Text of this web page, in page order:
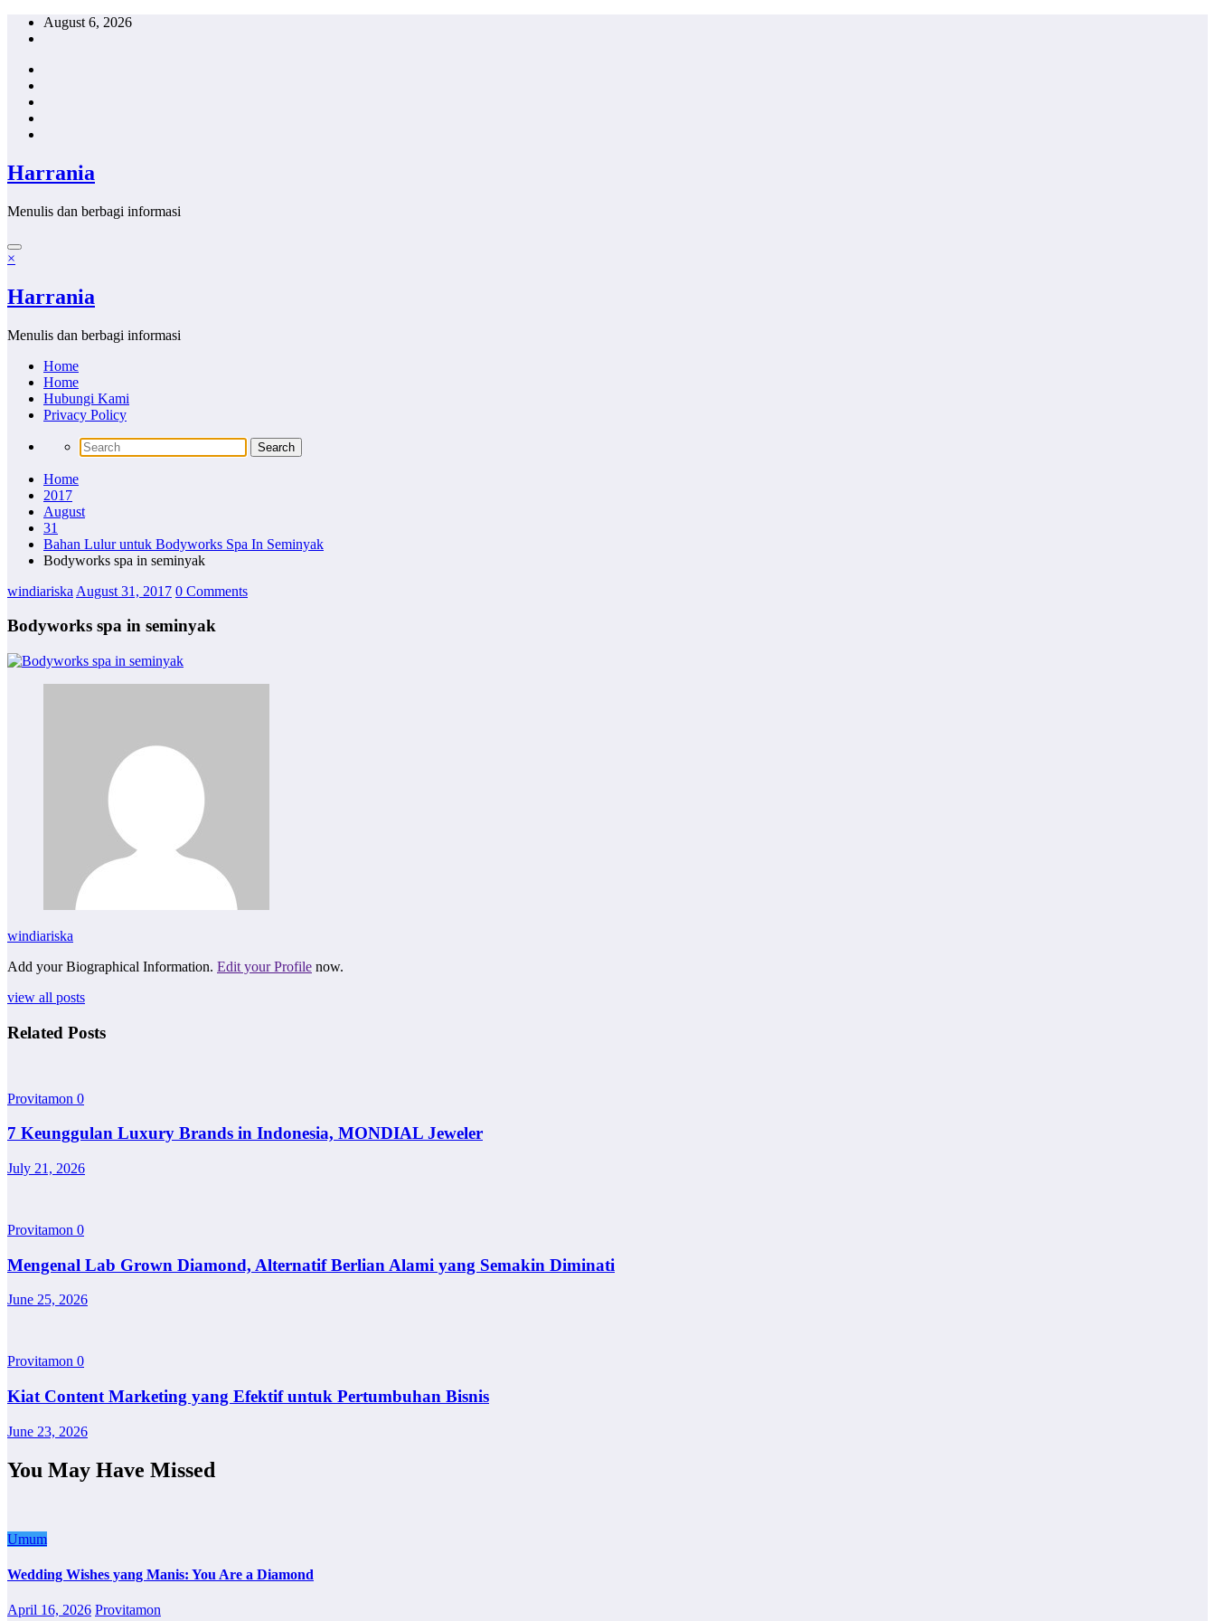
Skip
August 6, 2026
Harrania
Menulis dan berbagi informasi
×
Harrania
Menulis dan berbagi informasi
Home
Home
Hubungi Kami
Privacy Policy
Home
2017
August
31
Bahan Lulur untuk Bodyworks Spa In Seminyak
Bodyworks spa in seminyak
windiariska August 31, 2017 0 Comments
Bodyworks spa in seminyak
windiariska
Add your Biographical Information. Edit your Profile now.
view all posts
Related Posts
Provitamon 0
7 Keunggulan Luxury Brands in Indonesia, MONDIAL Jeweler
July 21, 2026
Provitamon 0
Mengenal Lab Grown Diamond, Alternatif Berlian Alami yang Semakin Diminati
June 25, 2026
Provitamon 0
Kiat Content Marketing yang Efektif untuk Pertumbuhan Bisnis
June 23, 2026
You May Have Missed
Umum
Wedding Wishes yang Manis: You Are a Diamond
April 16, 2026 Provitamon